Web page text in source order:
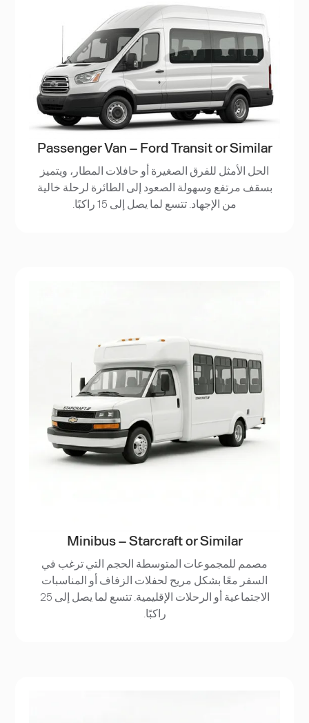
Passenger Van – Ford Transit or Similar
الحل الأمثل للفرق الصغيرة أو حافلات المطار، ويتميز
بسقف مرتفع وسهولة الصعود إلى الطائرة لرحلة خالية
من الإجهاد. تتسع لما يصل إلى 15 راكبًا.
Minibus – Starcraft or Similar
مصمم للمجموعات المتوسطة الحجم التي ترغب في
السفر معًا بشكل مريح لحفلات الزفاف أو المناسبات
الاجتماعية أو الرحلات الإقليمية. تتسع لما يصل إلى 25
راكبًا.